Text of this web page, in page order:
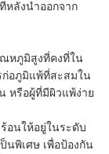
หลังนำออกจาก
หภูมิสูงที่คงที่ใน
ก่อภูมิแพ้ที่สะสมใน
หรือผู้ที่มีผิวแพ้ง่าย
อนให้อยู่ในระดับ
นพิเศษ เพื่อป้องกัน